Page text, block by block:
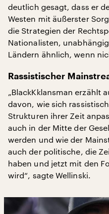
deutlich gesagt, dass er
Westen mit äußerster
die Strategien der
Nationalisten,
Ländern ähnlich, wenn
Rassistischer
„BlackKklansman erzählt
davon, wie sich
Strukturen ihrer Zeit
auch in der Mitte der
werden und wie der
auch der politische, die
haben und jetzt mit den
wird“, sagte Wellinski.